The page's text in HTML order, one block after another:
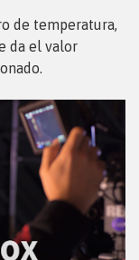
de temperatura,
da el valor